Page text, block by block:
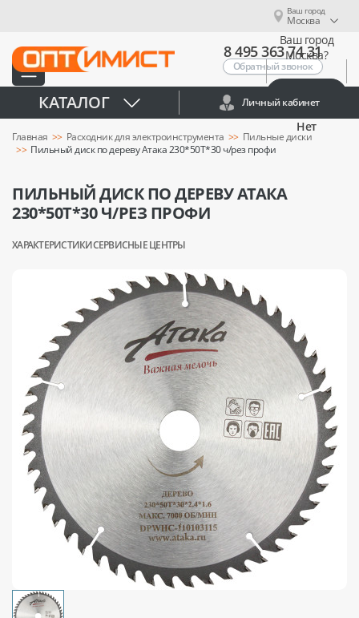
Ваш город
Москва
Ваш город
Москва?
Нет
8 495 363 74 31
Обратный звонок
КАТАЛОГ Личный кабинет
Главная Расходник для электроинструмента
Пильные диски
Пильный диск по дереву Атака 230*50T*30 ч/рез профи
ПИЛЬНЫЙ ДИСК ПО ДЕРЕВУ АТАКА
230*50T*30 Ч/РЕЗ ПРОФИ
ХАРАКТЕРИСТИКИСЕРВИСНЫЕ ЦЕНТРЫ